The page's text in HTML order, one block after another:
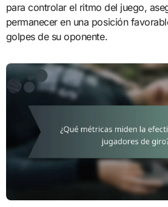
para controlar el ritmo del juego,
permanecer en una posición
golpes de su oponente.